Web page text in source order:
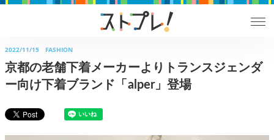
2022/11/15 FASHION
京都の老舗下着メーカーよりトランスジェンダ
ー向け下着ブランド「alper」登場